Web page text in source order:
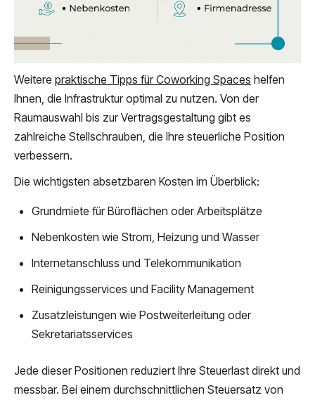
Weitere praktische Tipps für Coworking Spaces helfen
Ihnen, die Infrastruktur optimal zu nutzen. Von der
Raumauswahl bis zur Vertragsgestaltung gibt es
zahlreiche Stellschrauben, die Ihre steuerliche Position
verbessern.
Die wichtigsten absetzbaren Kosten im Überblick:
Grundmiete für Büroflächen oder Arbeitsplätze
Nebenkosten wie Strom, Heizung und Wasser
Internetanschluss und Telekommunikation
Reinigungsservices und Facility Management
Zusatzleistungen wie Postweiterleitung oder
Sekretariatsservices
Jede dieser Positionen reduziert Ihre Steuerlast direkt und
messbar. Bei einem durchschnittlichen Steuersatz von